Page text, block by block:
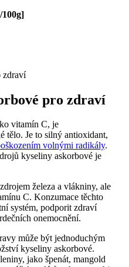
pro zdraví
vitamín C, je
tělo. Je to silný antioxidant,
volnými radikály.
kyseliny askorbové je
železa a vlákniny, ale
C. Konzumace těchto
systém, podporit zdraví
onemocnění.
může být jednoduchým
kyseliny askorbové.
jako špenát, mangold